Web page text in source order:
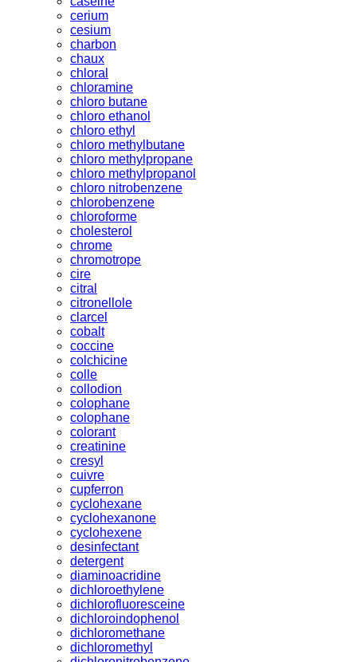
cerium
cesium
charbon
chaux
chloral
chloramine
chloro butane
chloro ethanol
chloro ethyl
chloro methylbutane
chloro methylpropane
chloro methylpropanol
chloro nitrobenzene
chlorobenzene
chloroforme
cholesterol
chrome
chromotrope
cire
citral
citronellole
clarcel
cobalt
coccine
colchicine
colle
collodion
colophane
colophane
colorant
creatinine
cresyl
cuivre
cupferron
cyclohexane
cyclohexanone
cyclohexene
desinfectant
detergent
diaminoacridine
dichloroethylene
dichlorofluoresceine
dichloroindophenol
dichloromethane
dichloromethyl